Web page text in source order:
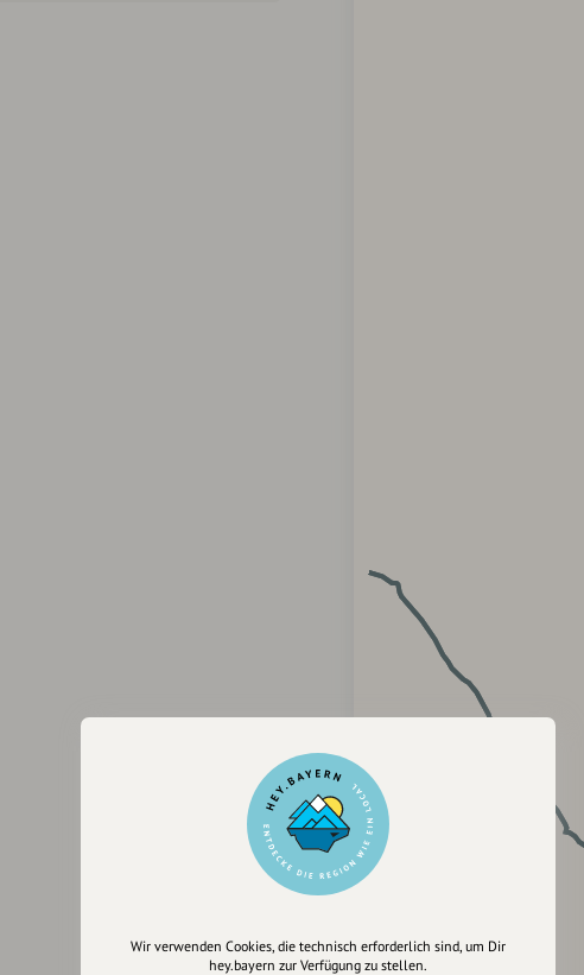
Wir verwenden Cookies, die technisch erforderlich sind, um Dir
hey.bayern zur Verfügung zu stellen.